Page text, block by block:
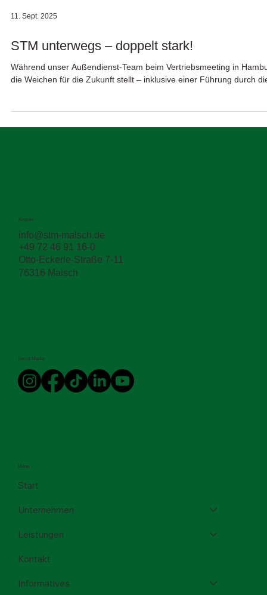
STM unterwegs – doppelt stark!
Während unser Außendienst-Team beim Vertriebsmeeting in
Menü
Start
Unternehmen
Leistungen
Kontakt
Kontakt
info@stm-malsch.de
+49 72 46 91 16-0
Otto-Eckerle-Straße 7-11
Social Media